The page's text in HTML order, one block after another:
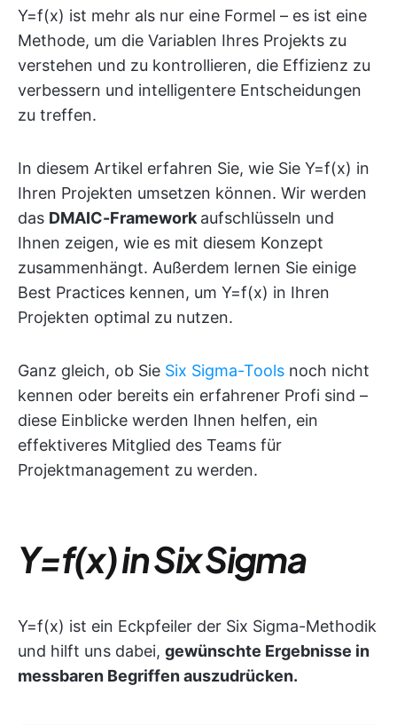
Y=f(x) ist mehr als nur eine Formel – es ist eine
Methode, um die Variablen Ihres Projekts zu
verstehen und zu kontrollieren, die Effizienz zu
verbessern und intelligentere Entscheidungen
zu treffen.
In diesem Artikel erfahren Sie, wie Sie Y=f(x) in
Ihren Projekten umsetzen können. Wir werden
das DMAIC-Framework aufschlüsseln und
Ihnen zeigen, wie es mit diesem Konzept
zusammenhängt. Außerdem lernen Sie einige
Best Practices kennen, um Y=f(x) in Ihren
Projekten optimal zu nutzen.
Ganz gleich, ob Sie Six Sigma-Tools noch nicht
kennen oder bereits ein erfahrener Profi sind –
diese Einblicke werden Ihnen helfen, ein
effektiveres Mitglied des Teams für
Projektmanagement zu werden.
Y=f(x) in Six Sigma
Y=f(x) ist ein Eckpfeiler der Six Sigma-Methodik
und hilft uns dabei, gewünschte Ergebnisse in
messbaren Begriffen auszudrücken.